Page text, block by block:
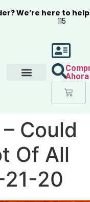
Ahora
Could
Of All
21-20
We’re here to
115